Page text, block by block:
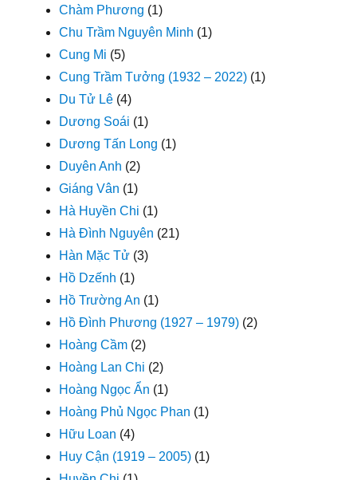
Chàm Phương (1)
Chu Trầm Nguyên Minh (1)
Cung Mi (5)
Cung Trầm Tưởng (1932 – 2022) (1)
Du Tử Lê (4)
Dương Soái (1)
Dương Tấn Long (1)
Duyên Anh (2)
Giáng Vân (1)
Hà Huyền Chi (1)
Hà Đình Nguyên (21)
Hàn Mặc Tử (3)
Hồ Dzếnh (1)
Hồ Trường An (1)
Hồ Đình Phương (1927 – 1979) (2)
Hoàng Cầm (2)
Hoàng Lan Chi (2)
Hoàng Ngọc Ẩn (1)
Hoàng Phủ Ngọc Phan (1)
Hữu Loan (4)
Huy Cận (1919 – 2005) (1)